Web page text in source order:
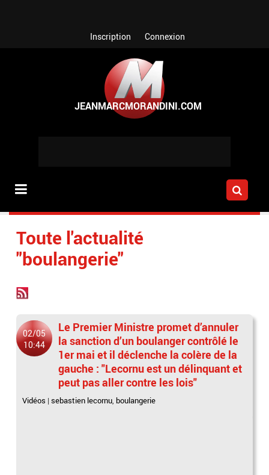
Inscription Connexion
Toute l'actualité
"boulangerie"
02/05
10:44
Le Premier Ministre promet d’annuler
la sanction d’un boulanger contrôlé le
1er mai et il déclenche la colère de la
gauche : "Lecornu est un délinquant et
peut pas aller contre les lois"
Vidéos |sebastien lecornu, boulangerie